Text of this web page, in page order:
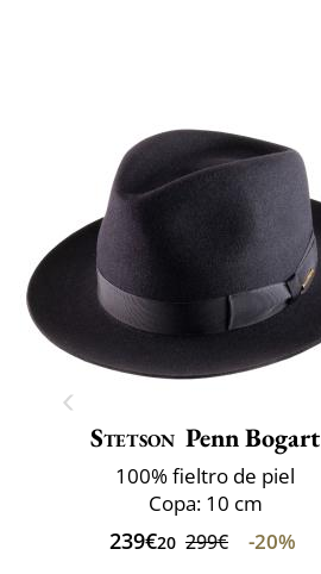
Stetson Penn Bogart
100% fieltro de piel
Copa: 10 cm
239€20 299€ -20%